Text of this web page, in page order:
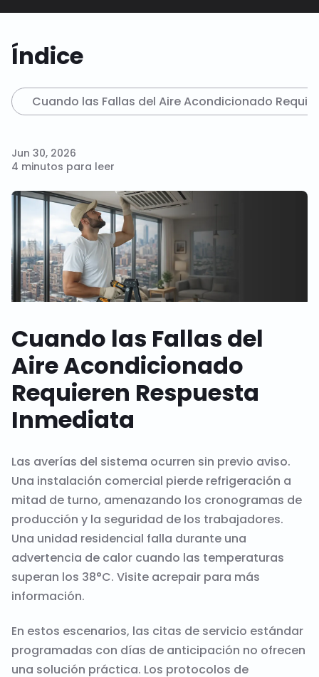
Índice
Cuando las Fallas del Aire Acondicionado
Jun 30, 2026
4 minutos para leer
Cuando las Fallas del
Aire Acondicionado
Requieren Respuesta
Inmediata
Las averías del sistema ocurren sin previo aviso.
Una instalación comercial pierde refrigeración a
mitad de turno, amenazando los cronogramas de
producción y la seguridad de los trabajadores.
Una unidad residencial falla durante una
advertencia de calor cuando las temperaturas
superan los 38°C. Visite acrepairpara más
información.
En estos escenarios, las citas de servicio estándar
programadas con días de anticipación no ofrecen
una solución práctica. Los protocolos de